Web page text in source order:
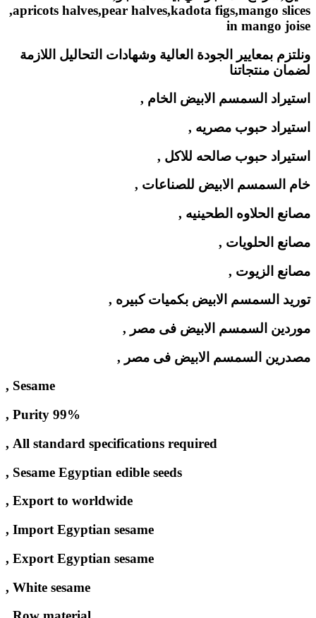
ونلتزم بمعايير الجودة العالية وشهادات التحاليل اللازمة
لضمان منتجاتنا
استيراد السمسم الابيض الخام ,
استيراد حبوب مصريه ,
استيراد حبوب صالحه للاكل ,
خام السمسم الابيض للصناعات ,
مصانع الحلاوه الطحينيه ,
مصانع الحلويات ,
مصانع الزيوت ,
توريد السمسم الابيض بكميات كبيره ,
موردين السمسم الابيض فى مصر ,
مصدرين السمسم الابيض فى مصر ,
Sesame ,
99% Purity ,
All standard specifications required ,
Sesame Egyptian edible seeds ,
Export to worldwide ,
Import Egyptian sesame ,
Export Egyptian sesame ,
White sesame ,